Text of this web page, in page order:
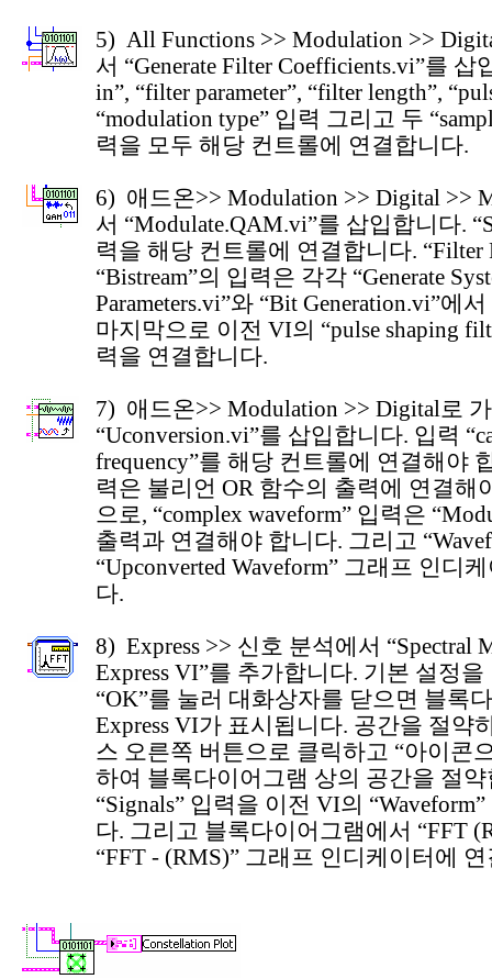
5) All Functions >> Modulation >>
서 “Generate Filter Coefficients.vi”를 삽
in”, “filter parameter”, “filter length”,
“modulation type” 입력 그리고 두
력을 모두 해당 컨트롤에 연결합니다.
6) 애드온>> Modulation >> Digital >>
서 “Modulate.QAM.vi”를 삽입합니다.
력을 해당 컨트롤에 연결합니다. “Filter
“Bistream”의 입력은 각각 “Generate
Parameters.vi”와 “Bit Generation.vi”에
마지막으로 이전 VI의 “pulse shaping
력을 연결합니다.
7) 애드온>> Modulation >> Digital로
“Uconversion.vi”를 삽입합니다. 입력
frequency”를 해당 컨트롤에 연결해야
력은 불리언 OR 함수의 출력에 연결해
으로, “complex waveform” 입력은
출력과 연결해야 합니다. 그리고
“Upconverted Waveform” 그래프 인디
다.
8) Express >> 신호 분석에서 “Spectral
Express VI”를 추가합니다. 기본 설정
“OK”를 눌러 대화상자를 닫으면 블록
Express VI가 표시됩니다. 공간을 절약
스 오른쪽 버튼으로 클릭하고 “아이콘
하여 블록다이어그램 상의 공간을 절약
“Signals” 입력을 이전 VI의
다. 그리고 블록다이어그램에서 “FFT
“FFT - (RMS)” 그래프 인디케이터에